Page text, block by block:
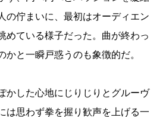
の佇まいに、最初はオーディエン
めている様子だった。曲が終わっ
と一瞬戸惑うのも象徴的だ。
かした心地にじりじりとグルーヴ
は思わず拳を握り歓声を上げる一